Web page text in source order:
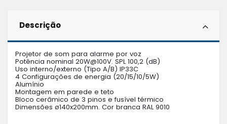
Descrição
Projetor de som para alarme por voz
Potência nominal 20W@100V. SPL 100,2 (dB)
Uso interno/externo (Tipo A/B) IP33C
4 Configurações de energia (20/15/10/5W)
Alumínio
Montagem em parede e teto
Bloco cerâmico de 3 pinos e fusível térmico
Dimensões ø140x200mm. Cor branca RAL 9010